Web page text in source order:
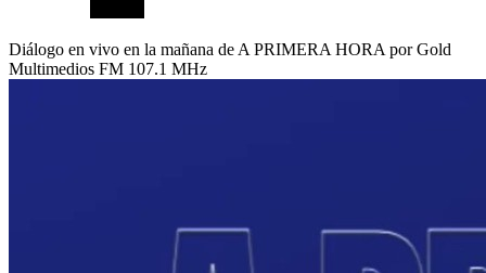
Diálogo en vivo en la mañana de A PRIMERA HORA por Gold
Multimedios FM 107.1 MHz